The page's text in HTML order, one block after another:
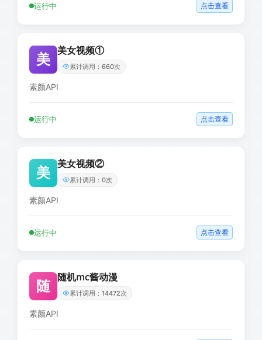
运行中 点击查看
美
美女视频①
累计调用：660次
素颜API
运行中 点击查看
美
美女视频②
累计调用：0次
素颜API
运行中 点击查看
随
随机mc酱动漫
累计调用：14472次
素颜API